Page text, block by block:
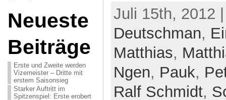
Neueste
Beiträge
Erste und Zweite werden
Vizemeister – Dritte mit
erstem Saisonsieg
Starker Auftritt im
Spitzenspiel: Erste erobert
Juli 15th, 2012
Deutschman,
Matthias,
Ngen, Pauk,
Ralf Schmidt,